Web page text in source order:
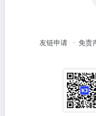
友链申请 免责